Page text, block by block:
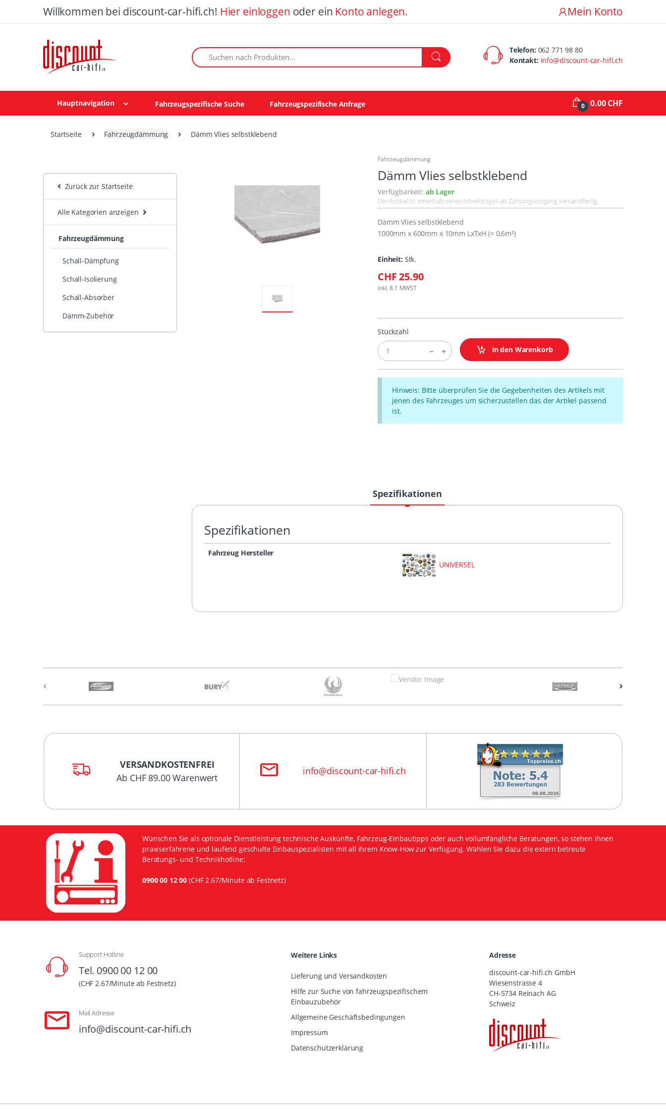
Willkommen bei discount-car-hifi.ch! Hier einloggen oder ein Konto anlegen. Mein Konto
Suchen nach Produkten: Telefon: 062 771 98 80
Kontakt: info@discount-car-hifi.ch
Hauptnavigation Fahrzeugspezifische Suche Fahrzeugspezifische Anfrage 0 0.00 CHF
Startseite Fahrzeugdämmung Dämm Vlies selbstklebend
Zurück zur Startseite
Alle Kategorien anzeigen
Fahrzeugdämmung
Schall-Dämpfung
Schall-Isolierung
Schall-Absorber
Dämm-Zubehör
Fahrzeugdämmung
Dämm Vlies selbstklebend
Verfügbarkeit: ab Lager
Der Artikel ist innerhalb eines Arbeitstages ab Zahlungseingang versandfertig.
Dämm Vlies selbstklebend
1000mm x 600mm x 10mm LxTxH (= 0,6m²)
Einheit: Stk.
CHF 25.90
inkl. 8.1 MWST
Stückzahl
in den Warenkorb
Hinweis: Bitte überprüfen Sie die Gegebenheiten des Artikels mit
jenen des Fahrzeuges um sicherzustellen das der Artikel passend
ist.
Spezifikationen
Spezifikationen
Fahrzeug Hersteller
UNIVERSEL
VERSANDKOSTENFREI
Ab CHF 89.00 Warenwert
info@discount-car-hifi.ch
Wünschen Sie als optionale Dienstleistung technische Auskünfte, Fahrzeug-Einbautipps oder auch vollumfängliche Beratungen, so stehen Ihnen
praxiserfahrene und laufend geschulte Einbauspezialisten mit all ihrem Know-How zur Verfügung. Wählen Sie dazu die extern betreute
Beratungs- und Technikhotline:
0900 00 12 00 (CHF 2.67/Minute ab Festnetz)
Support Hotline
Tel. 0900 00 12 00
(CHF 2.67/Minute ab Festnetz)
Mail Adresse
info@discount-car-hifi.ch
Weitere Links
Lieferung und Versandkosten
Hilfe zur Suche von fahrzeugspezifischem
Einbauzubehör
Allgemeine Geschäftsbedingungen
Impressum
Datenschutzerklärung
Adresse
discount-car-hifi.ch GmbH
Wiesenstrasse 4
CH-5734 Reinach AG
Schweiz